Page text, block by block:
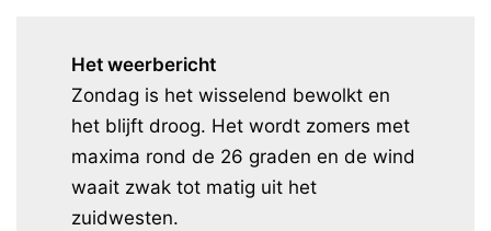
Het weerbericht
Zondag is het wisselend bewolkt en
het blijft droog. Het wordt zomers met
maxima rond de 26 graden en de wind
waait zwak tot matig uit het
zuidwesten.